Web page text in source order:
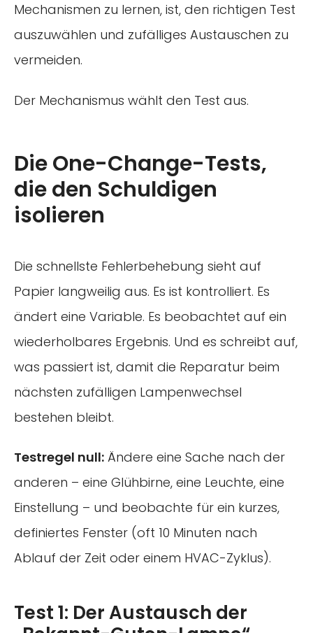
Mechanismen zu lernen, ist, den richtigen Test
auszuwählen und zufälliges Austauschen zu
vermeiden.
Der Mechanismus wählt den Test aus.
Die One-Change-Tests,
die den Schuldigen
isolieren
Die schnellste Fehlerbehebung sieht auf
Papier langweilig aus. Es ist kontrolliert. Es
ändert eine Variable. Es beobachtet auf ein
wiederholbares Ergebnis. Und es schreibt auf,
was passiert ist, damit die Reparatur beim
nächsten zufälligen Lampenwechsel
bestehen bleibt.
Testregel null: Ändere eine Sache nach der
anderen – eine Glühbirne, eine Leuchte, eine
Einstellung – und beobachte für ein kurzes,
definiertes Fenster (oft 10 Minuten nach
Ablauf der Zeit oder einem HVAC-Zyklus).
Test 1: Der Austausch der